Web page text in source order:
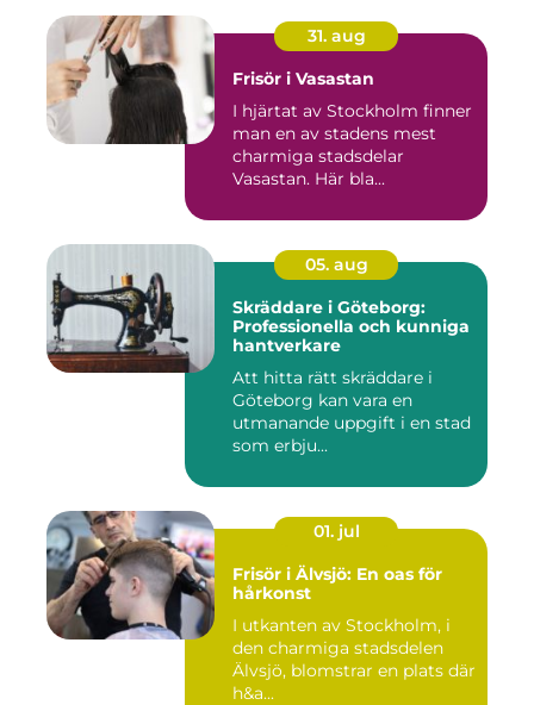
31. aug
Frisör i Vasastan
I hjärtat av Stockholm finner
man en av stadens mest
charmiga stadsdelar
Vasastan. Här bla...
05. aug
Skräddare i Göteborg:
Professionella och kunniga
hantverkare
Att hitta rätt skräddare i
Göteborg kan vara en
utmanande uppgift i en stad
som erbju...
01. jul
Frisör i Älvsjö: En oas för
hårkonst
I utkanten av Stockholm, i
den charmiga stadsdelen
Älvsjö, blomstrar en plats där
h&a...